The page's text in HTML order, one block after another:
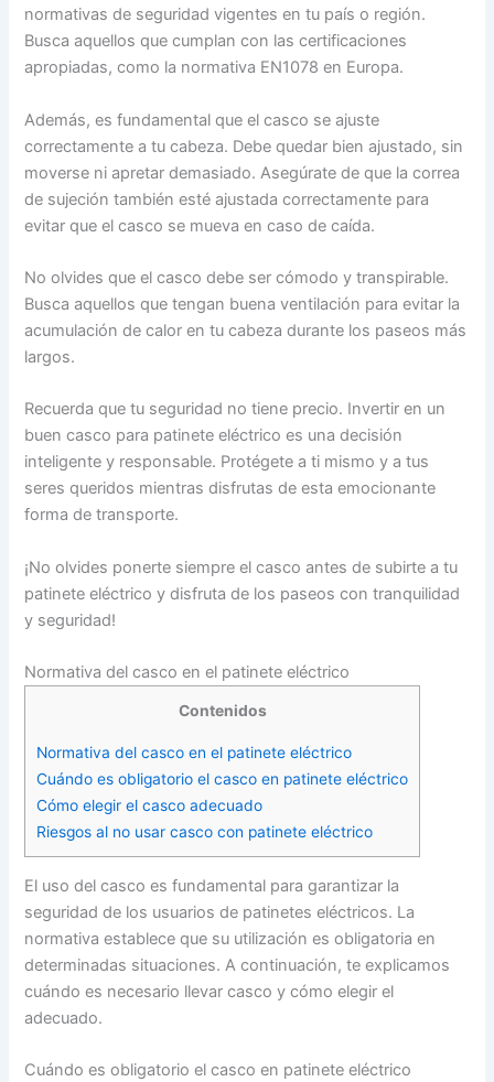
normativas de seguridad vigentes en tu país o región.
Busca aquellos que cumplan con las certificaciones
apropiadas, como la normativa EN1078 en Europa.
Además, es fundamental que el casco se ajuste
correctamente a tu cabeza. Debe quedar bien ajustado, sin
moverse ni apretar demasiado. Asegúrate de que la correa
de sujeción también esté ajustada correctamente para
evitar que el casco se mueva en caso de caída.
No olvides que el casco debe ser cómodo y transpirable.
Busca aquellos que tengan buena ventilación para evitar la
acumulación de calor en tu cabeza durante los paseos más
largos.
Recuerda que tu seguridad no tiene precio. Invertir en un
buen casco para patinete eléctrico es una decisión
inteligente y responsable. Protégete a ti mismo y a tus
seres queridos mientras disfrutas de esta emocionante
forma de transporte.
¡No olvides ponerte siempre el casco antes de subirte a tu
patinete eléctrico y disfruta de los paseos con tranquilidad
y seguridad!
Normativa del casco en el patinete eléctrico
Contenidos
Normativa del casco en el patinete eléctrico
Cuándo es obligatorio el casco en patinete eléctrico
Cómo elegir el casco adecuado
Riesgos al no usar casco con patinete eléctrico
El uso del casco es fundamental para garantizar la
seguridad de los usuarios de patinetes eléctricos. La
normativa establece que su utilización es obligatoria en
determinadas situaciones. A continuación, te explicamos
cuándo es necesario llevar casco y cómo elegir el
adecuado.
Cuándo es obligatorio el casco en patinete eléctrico